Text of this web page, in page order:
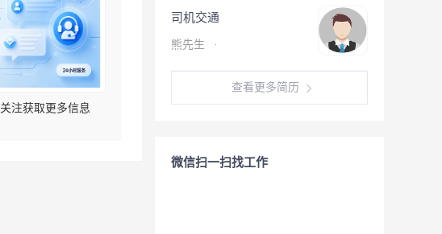
关注获取更多信息
司机交通
熊先生 ·
查看更多简历
微信扫一扫找工作